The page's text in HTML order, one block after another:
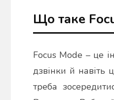
Що таке
Focus Mode – це
дзвінки й навіть
треба